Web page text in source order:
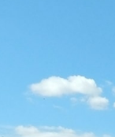
А также дворцово-
образуют с
по
семейства
виды
все 4 вида